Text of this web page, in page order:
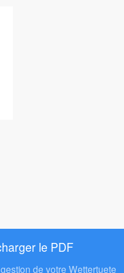
le PDF
de votre Wettertuete